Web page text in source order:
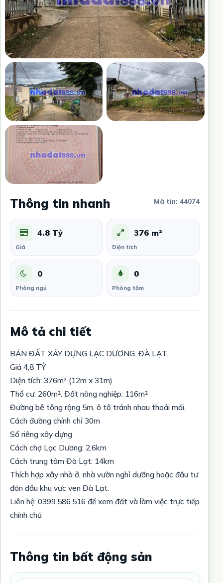
Thông tin nhanh Mã tin: 44074
4.8 Tỷ
Giá
376 m²
Diện tích
0
Phòng ngủ
0
Phòng tắm
Mô tả chi tiết
BÁN ĐẤT XÂY DỰNG LẠC DƯƠNG. ĐÀ LẠT
Giá 4,8 TỶ
Diện tích: 376m² (12m x 31m)
Thổ cư: 260m². Đất nông nghiệp: 116m²
Đường bê tông rộng 5m, ô tô tránh nhau thoải mái.
Cách đường chính chỉ 30m
Sổ riêng xây dựng
Cách chợ Lạc Dương: 2,6km
Cách trung tâm Đà Lạt: 14km
Thích hợp xây nhà ở, nhà vườn nghỉ dưỡng hoặc đầu tư
đón đầu khu vực ven Đà Lạt.
Liên hệ: 0399.586.516 để xem đất và làm việc trực tiếp
chính chủ
Thông tin bất động sản